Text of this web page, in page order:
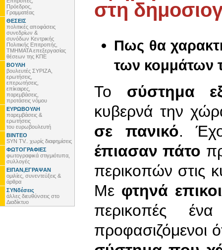
Πρόεδρος,
Γραμματέας
ΘΕΣΕΙΣ
πολιτικές αποφάσεις
συνεδρίων &
συνόδων Κεντρικής
Πολιτικής Επιτροπής,
ΤΜΗΜΑΤΑ επεξεργασίας
θέσεων της ΚΠΕ
ΒΟΥΛΗ
βουλευτές ΣΥΡΙΖΑ,
ερωτήσεις,
επερωτήσεις,
επίκαιρες,
παρεμβάσεις,
προτάσεις νόμου
ΕΥΡΩΒΟΥΛΗ
παρεμβάσεις &
ερωτήσεις
του ευρωβουλευτή
ΒΙΝΤΕΟ
SYN TV.. χωρίς διαφημίσεις
ΦΩΤΟΓΡΑΦΙΕΣ
φωτογραφικά στιγμιότυπα,
συλλογές
ΕΙΠΑΝ,ΕΓΡΑΨΑΝ
ομιλίες, συνεντεύξεις &
άρθρα
ΣΥΝδέσεις
άλλες διευθύνσεις στο
Διαδίκτυο
στη
Πως θα
των κομμάτων
Το σύστημα
κυβερνά την
σε πανικό.
έπιασαν πάτο
περικοπών στις
Με φτηνά
περικοπές
προφασιζόμενοι